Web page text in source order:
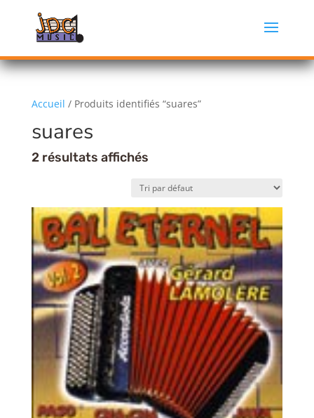
Accueil / Produits identifiés “suares”
suares
2 résultats affichés